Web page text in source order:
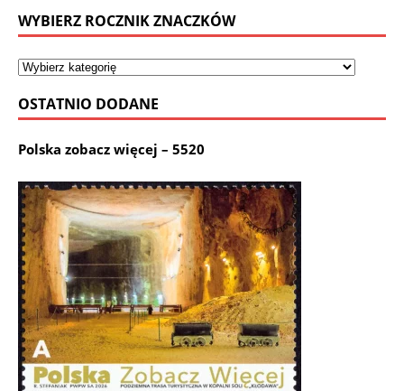
WYBIERZ ROCZNIK ZNACZKÓW
OSTATNIO DODANE
Polska zobacz więcej – 5520